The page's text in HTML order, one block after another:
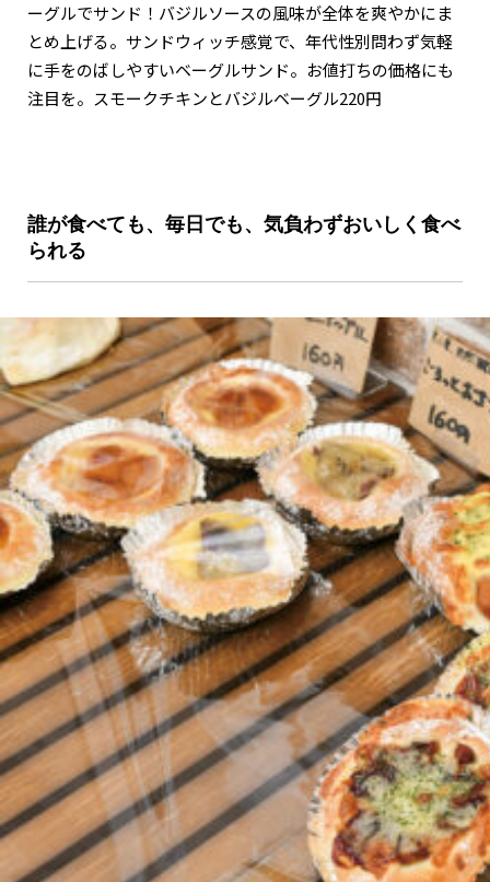
ーグルでサンド！バジルソースの風味が全体を爽やかにま
とめ上げる。サンドウィッチ感覚で、年代性別問わず気軽
に手をのばしやすいベーグルサンド。お値打ちの価格にも
注目を。スモークチキンとバジルベーグル220円
誰が食べても、毎日でも、気負わずおいしく食べ
られる